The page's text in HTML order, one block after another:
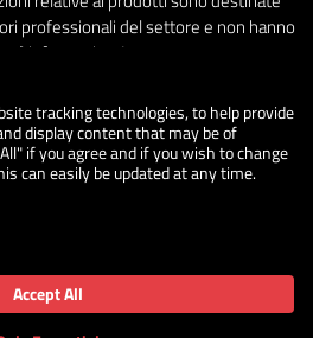
professionali del settore e non hanno
informative. In ottemperanza a:
art. 7; D. Lgs. n. 137/2022, art. 26; D.
da 8 a 13; D.P.R. n. 392/1998, art.
Salute del 26.1.2023; linee guida del
Per maggiori informazioni clicca
qui.
Politica Legale
All rights reserved.